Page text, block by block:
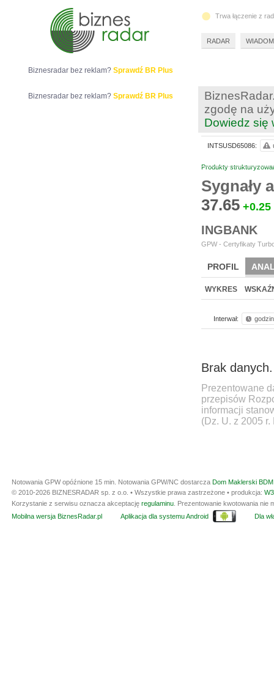
zgodę na
Dowiedz się
Produkty
Sygnały
37.65 +0.25
INGBANK
GPW - Certyfikaty
PROFIL
WYKRES
Interwał:
Brak danych.
Prezentowane
przepisów
informacji
(Dz. U. z 2005
INTSUSD65086:
Biznesradar bez reklam? Sprawdź BR Plus
Biznesradar bez reklam? Sprawdź BR Plus
Trwa łączenie z
RADAR
Notowania GPW opóźnione 15 min. Notowania GPW/NC dostarcza Dom Maklerski
© 2010-2026 BIZNESRADAR sp. z o.o. • Wszystkie prawa zastrzeżone • produkcja:
Korzystanie z serwisu oznacza akceptację regulaminu . Prezentowanie kwotowania
Mobilna wersja BiznesRadar.pl
Aplikacja dla systemu Android Dla